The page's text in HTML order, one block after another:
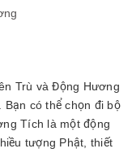
Trù và Động Hương
có thể chọn đi bộ
Tích là một động
tượng Phật, thiết